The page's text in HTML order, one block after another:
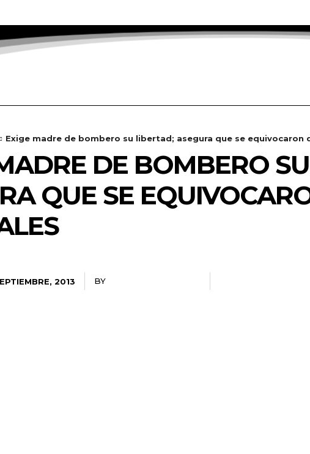
Exige madre de bombero su libertad; asegura que se equivocaron
DE BOMBERO
QUE SE
2013 BY